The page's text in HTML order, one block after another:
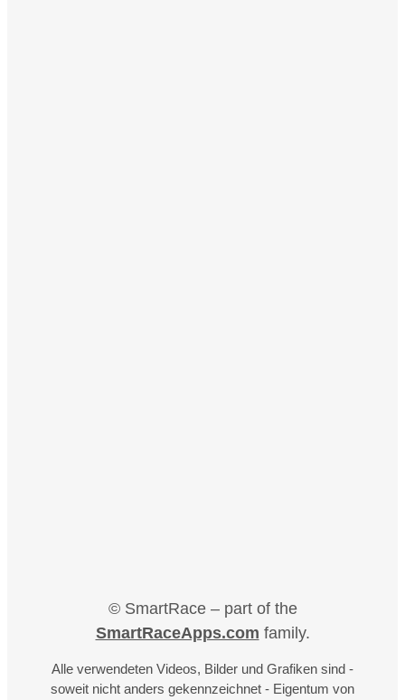
© SmartRace – part of the
SmartRaceApps.com family.
Alle verwendeten Videos, Bilder und Grafiken sind -
soweit nicht anders gekennzeichnet - Eigentum von